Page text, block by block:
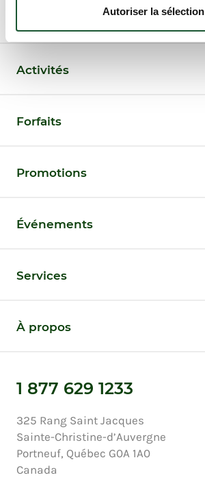
Autoriser la sélection
Activités
Forfaits
Promotions
Événements
Services
À propos
1 877 629 1233
325 Rang Saint Jacques
Sainte-Christine-d’Auvergne
Portneuf, Québec G0A 1A0
Canada